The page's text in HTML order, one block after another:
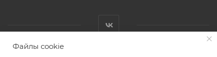
Файлы cookie